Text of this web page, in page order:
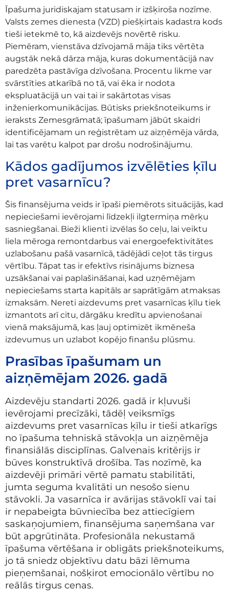
Īpašuma juridiskajam statusam ir izšķiroša nozīme.
Valsts zemes dienesta (VZD) piešķirtais kadastra kods
tieši ietekmē to, kā aizdevējs novērtē risku.
Piemēram, vienstāva dzīvojamā māja tiks vērtēta
augstāk nekā dārza māja, kuras dokumentācijā nav
paredzēta pastāvīga dzīvošana. Procentu likme var
svārstīties atkarībā no tā, vai ēka ir nodota
ekspluatācijā un vai tai ir sakārtotas visas
inženierkomunikācijas. Būtisks priekšnoteikums ir
ieraksts Zemesgrāmatā; īpašumam jābūt skaidri
identificējamam un reģistrētam uz aizņēmēja vārda,
lai tas varētu kalpot par drošu nodrošinājumu.
Kādos gadījumos izvēlēties ķīlu
pret vasarnīcu?
Šis finansējuma veids ir īpaši piemērots situācijās, kad
nepieciešami ievērojami līdzekļi ilgtermiņa mērķu
sasniegšanai. Bieži klienti izvēlas šo ceļu, lai veiktu
liela mēroga remontdarbus vai energoefektivitātes
uzlabošanu pašā vasarnīcā, tādējādi ceļot tās tirgus
vērtību. Tāpat tas ir efektīvs risinājums biznesa
uzsākšanai vai paplašināšanai, kad uzņēmējam
nepieciešams starta kapitāls ar saprātīgām atmaksas
izmaksām. Nereti aizdevums pret vasarnīcas ķīlu tiek
izmantots arī citu, dārgāku kredītu apvienošanai
vienā maksājumā, kas ļauj optimizēt ikmēneša
izdevumus un uzlabot kopējo finanšu plūsmu.
Prasības īpašumam un
aizņēmējam 2026. gadā
Aizdevēju standarti 2026. gadā ir kļuvuši
ievērojami precīzāki, tādēļ veiksmīgs
aizdevums pret vasarnīcas ķīlu ir tieši atkarīgs
no īpašuma tehniskā stāvokļa un aizņēmēja
finansiālās disciplīnas. Galvenais kritērijs ir
būves konstruktīvā drošība. Tas nozīmē, ka
aizdevēji primāri vērtē pamatu stabilitāti,
jumta seguma kvalitāti un nesošo sienu
stāvokli. Ja vasarnīca ir avārijas stāvoklī vai tai
ir nepabeigta būvniecība bez attiecīgiem
saskaņojumiem, finansējuma saņemšana var
būt apgrūtināta. Profesionāla nekustamā
īpašuma vērtēšana ir obligāts priekšnoteikums,
jo tā sniedz objektīvu datu bāzi lēmuma
pieņemšanai, nošķirot emocionālo vērtību no
reālās tirgus cenas.